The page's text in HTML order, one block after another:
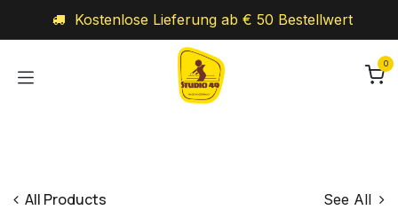
Kostenlose Lieferung ab € 50 Bestellwert
0
All Products See All